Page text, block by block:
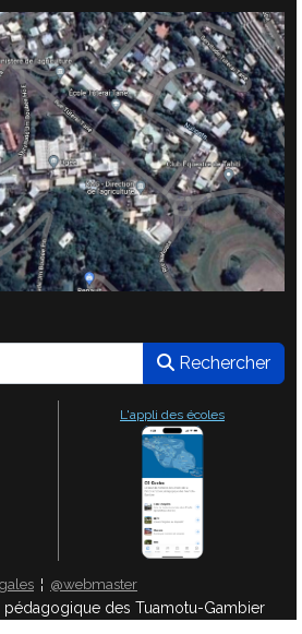
Rechercher
L'appli des écoles
¦ @webmaster
des Tuamotu-Gambier